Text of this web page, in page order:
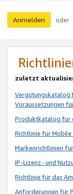
Anmelden oder
zuletzt
Vergütungskatalog
Voraussetzungen
Produktkatalog für
Richtlinie für Mobile
Markenrichtlinien
IP-Lizenz- und
Richtlinie für das
Anforderungen für